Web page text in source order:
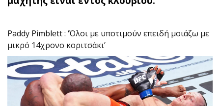
Paddy Pimblett : ‘Όλοι με υποτιμούν επειδή μοιάζω με
μικρό 14χρονο κοριτσάκι’